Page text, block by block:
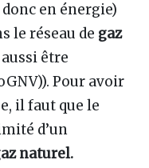
en énergie)
le réseau de gaz
être
Pour avoir
il faut que le
d’un
naturel.